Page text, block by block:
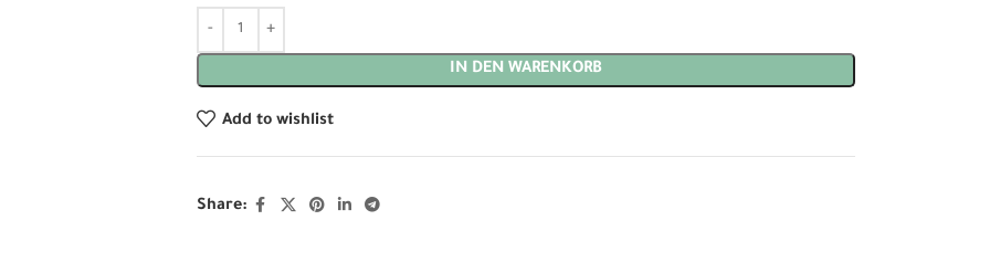
IN DEN WARENKORB
Alternative:
Add to wishlist
Share: